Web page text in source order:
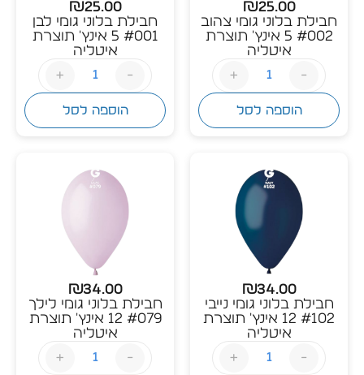
₪25.00
חבילת בלוני גומי צהוב
#002 5 אינץ' תוצרת
איטליה
-
+
הוספה לסל
₪25.00
חבילת בלוני גומי לבן
#001 5 אינץ' תוצרת
איטליה
-
+
הוספה לסל
₪34.00
חבילת בלוני גומי נייבי
#102 12 אינץ' תוצרת
איטליה
-
+
₪34.00
חבילת בלוני גומי לילך
#079 12 אינץ' תוצרת
איטליה
-
+